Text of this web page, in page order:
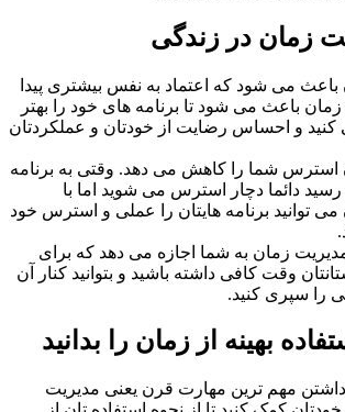
در زندگی
می شود که اعتماد به نفس بیشتری پیدا
باعث می شود تا برنامه های خود را بهتر
و احساس رضایت از خودتان و عملکردتان
شما را کاهش می دهد. وقتی به برنامه
دائما دچار استرس می شوید اما با
برنامه هایتان را عملی و استرس خود
زمان به شما اجازه می دهد که برای
وقت کافی داشته باشید و بتوانید کنار آن
کنید.
بهینه از زمان را بدانید
مهم ترین مهارت قرن یعنی مدیریت